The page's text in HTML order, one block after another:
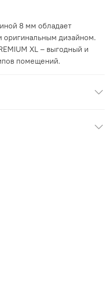
8 мм обладает
оригинальным дизайном.
XL – выгодный и
помещений.